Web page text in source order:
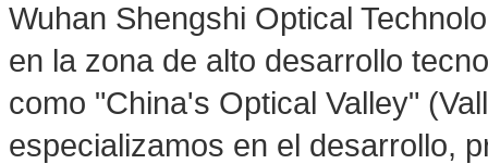
Wuhan Shengshi Optical
en la zona de alto desarrollo
como "China's Optical Valley"
especializamos en el desarrollo,